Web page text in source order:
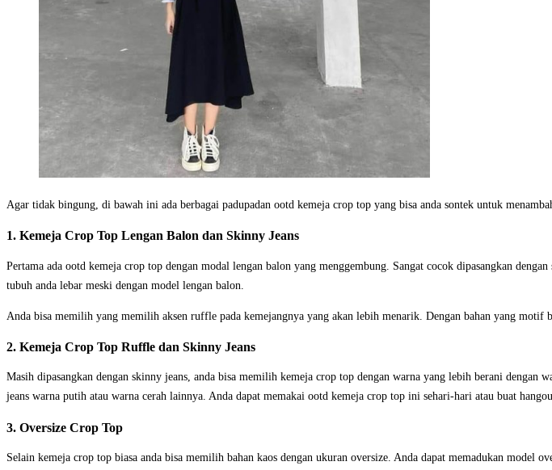
Agar tidak bingung, di bawah ini ada berbagai padupadan ootd kemeja crop top yang bisa anda sontek untuk
1. Kemeja Crop Top Lengan Balon dan Skinny Jeans
Pertama ada ootd kemeja crop top dengan modal lengan balon yang menggembung. Sangat cocok dipasangkan
tubuh anda lebar meski dengan model lengan balon.
Anda bisa memilih yang memilih aksen ruffle pada kemejangnya yang akan lebih menarik. Dengan bahan yang
2. Kemeja Crop Top Ruffle dan Skinny Jeans
Masih dipasangkan dengan skinny jeans, anda bisa memilih kemeja crop top dengan warna yang lebih berani dengan
jeans warna putih atau warna cerah lainnya. Anda dapat memakai ootd kemeja crop top ini sehari-hari atau buat
3. Oversize Crop Top
Selain kemeja crop top biasa anda bisa memilih bahan kaos dengan ukuran oversize. Anda dapat memadukan model